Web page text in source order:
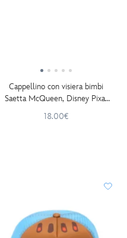
Cappellino con visiera bimbi
Saetta McQueen, Disney Pixar
18.00€